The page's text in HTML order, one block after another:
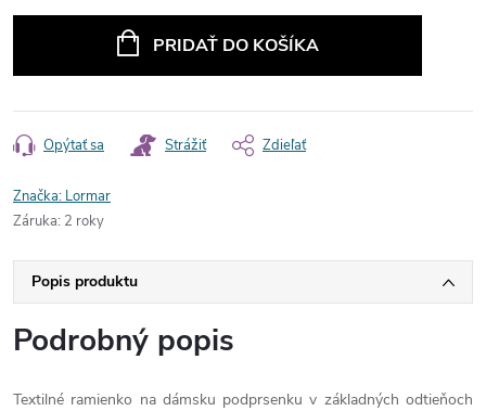
PRIDAŤ DO KOŠÍKA
Opýtať sa Strážiť Zdieľať
Značka: Lormar
Záruka: 2 roky
Popis produktu
Podrobný popis
Textilné ramienko na dámsku podprsenku v základných odtieňoch